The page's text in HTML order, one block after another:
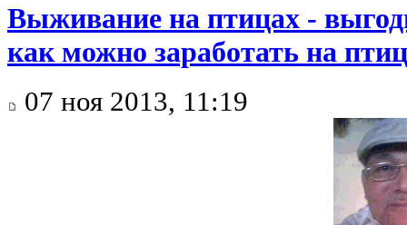
Выживание на птицах -
как можно заработать на
07 ноя 2013, 11:19